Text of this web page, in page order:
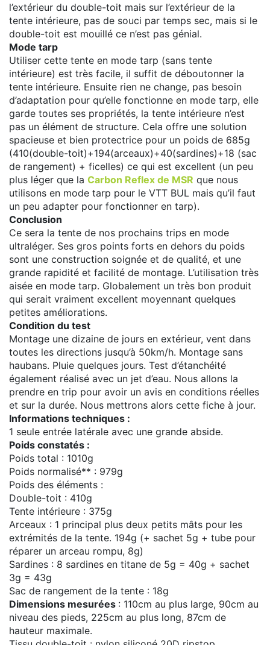
l’extérieur du double-toit mais sur l’extérieur de la
tente intérieure, pas de souci par temps sec, mais si le
double-toit est mouillé ce n’est pas génial.
Mode tarp
Utiliser cette tente en mode tarp (sans tente
intérieure) est très facile, il suffit de déboutonner la
tente intérieure. Ensuite rien ne change, pas besoin
d’adaptation pour qu’elle fonctionne en mode tarp, elle
garde toutes ses propriétés, la tente intérieure n’est
pas un élément de structure. Cela offre une solution
spacieuse et bien protectrice pour un poids de 685g
(410(double-toit)+194(arceaux)+40(sardines)+18 (sac
de rangement) + ficelles) ce qui est excellent (un peu
plus léger que la Carbon Reflex de MSR que nous
utilisons en mode tarp pour le VTT BUL mais qu’il faut
un peu adapter pour fonctionner en tarp).
Conclusion
Ce sera la tente de nos prochains trips en mode
ultraléger. Ses gros points forts en dehors du poids
sont une construction soignée et de qualité, et une
grande rapidité et facilité de montage. L’utilisation très
aisée en mode tarp. Globalement un très bon produit
qui serait vraiment excellent moyennant quelques
petites améliorations.
Condition du test
Montage une dizaine de jours en extérieur, vent dans
toutes les directions jusqu’à 50km/h. Montage sans
haubans. Pluie quelques jours. Test d’étanchéité
également réalisé avec un jet d’eau. Nous allons la
prendre en trip pour avoir un avis en conditions réelles
et sur la durée. Nous mettrons alors cette fiche à jour.
Informations techniques :
1 seule entrée latérale avec une grande abside.
Poids constatés :
Poids total : 1010g
Poids normalisé** : 979g
Poids des éléments :
Double-toit : 410g
Tente intérieure : 375g
Arceaux : 1 principal plus deux petits mâts pour les
extrémités de la tente. 194g (+ sachet 5g + tube pour
réparer un arceau rompu, 8g)
Sardines : 8 sardines en titane de 5g = 40g + sachet
3g = 43g
Sac de rangement de la tente : 18g
Dimensions mesurées : 110cm au plus large, 90cm au
niveau des pieds, 225cm au plus long, 87cm de
hauteur maximale.